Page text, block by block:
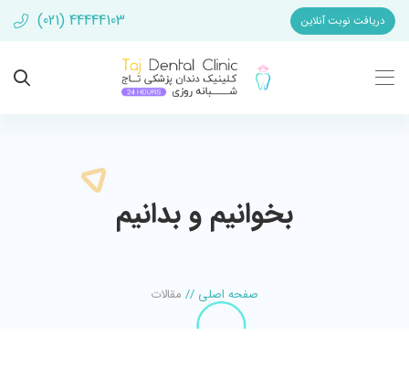
دریافت نوبت آنلاین (021) 44444103
بخوانیم و بدانیم
صفحه اصلی // مقالات